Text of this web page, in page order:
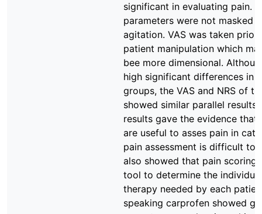
significant in evaluating pain.
parameters were not masked
agitation. VAS was taken prior
patient manipulation which
bee more dimensional.
high significant differences in
groups, the VAS and NRS of
showed similar parallel results.
results gave the evidence that
are useful to asses pain in
pain assessment is difficult to
also showed that pain scoring
tool to determine the
therapy needed by each
speaking carprofen showed